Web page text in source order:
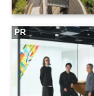
PR